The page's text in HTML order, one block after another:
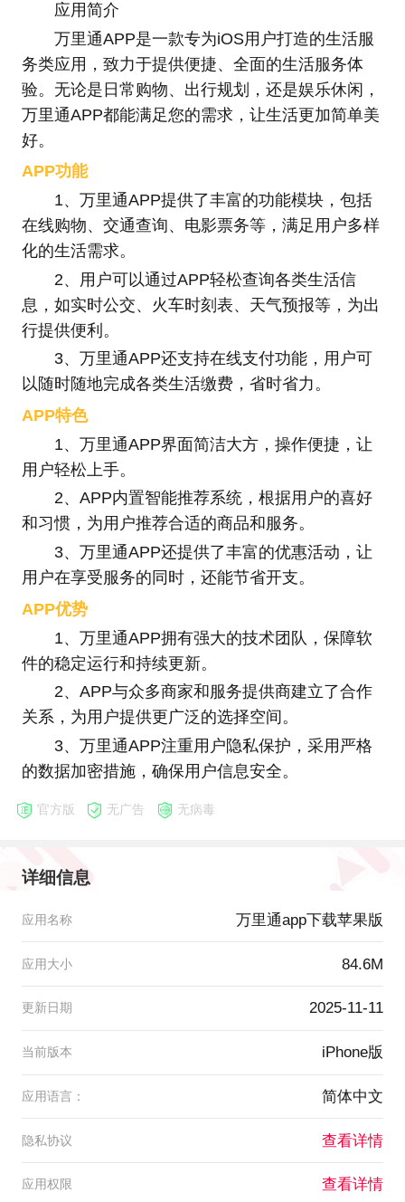
应用简介
万里通APP是一款专为iOS用户打造的生活服
务类应用，致力于提供便捷、全面的生活服务体
验。无论是日常购物、出行规划，还是娱乐休闲，
万里通APP都能满足您的需求，让生活更加简单美
好。
APP功能
1、万里通APP提供了丰富的功能模块，包括
在线购物、交通查询、电影票务等，满足用户多样
化的生活需求。
2、用户可以通过APP轻松查询各类生活信
息，如实时公交、火车时刻表、天气预报等，为出
行提供便利。
3、万里通APP还支持在线支付功能，用户可
以随时随地完成各类生活缴费，省时省力。
APP特色
1、万里通APP界面简洁大方，操作便捷，让
用户轻松上手。
2、APP内置智能推荐系统，根据用户的喜好
和习惯，为用户推荐合适的商品和服务。
3、万里通APP还提供了丰富的优惠活动，让
用户在享受服务的同时，还能节省开支。
APP优势
1、万里通APP拥有强大的技术团队，保障软
件的稳定运行和持续更新。
2、APP与众多商家和服务提供商建立了合作
关系，为用户提供更广泛的选择空间。
3、万里通APP注重用户隐私保护，采用严格
的数据加密措施，确保用户信息安全。
官方版 无广告 无病毒
详细信息
应用名称 万里通app下载苹果版
应用大小 84.6M
更新日期 2025-11-11
当前版本 iPhone版
应用语言： 简体中文
隐私协议 查看详情
应用权限 查看详情